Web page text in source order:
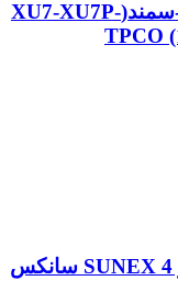
لوازم کامل موجگیر مدل بالا پژو405-سمند(XU7-XU7P-